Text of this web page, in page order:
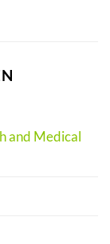
and Medical